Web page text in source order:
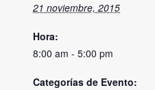
21 noviembre, 2015
Hora:
8:00 am - 5:00 pm
Categorías de Evento: